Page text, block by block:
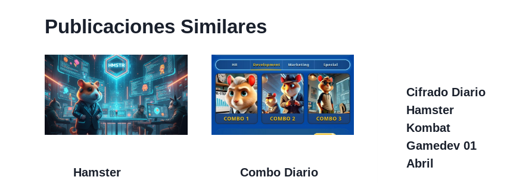
Publicaciones Similares
Hamster
Combo Diario
Cifrado Diario
Hamster
Kombat
Gamedev 01
Abril